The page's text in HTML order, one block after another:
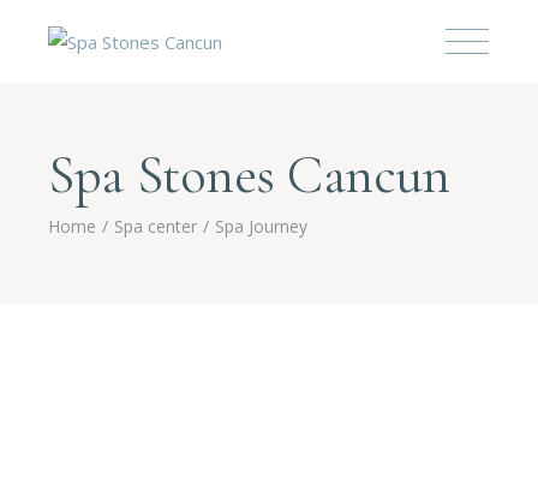
Spa Stones Cancun
Home Spa center Spa Journey